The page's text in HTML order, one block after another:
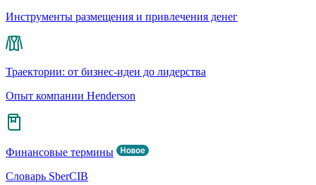
Инструменты размещения и привлечения денег
Траектории: от бизнес-идеи до лидерства
Опыт компании Henderson
Финансовые термины
Словарь SberCIB